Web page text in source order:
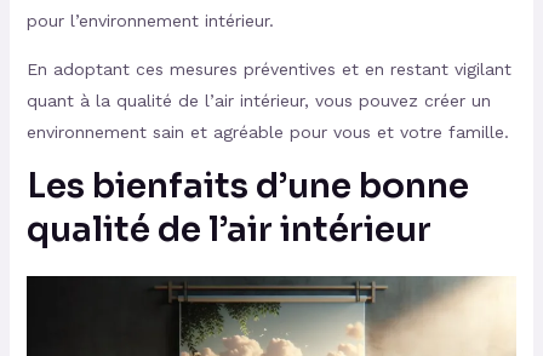
pour l’environnement intérieur.
En adoptant ces mesures préventives et en restant vigilant
quant à la qualité de l’air intérieur, vous pouvez créer un
environnement sain et agréable pour vous et votre famille.
Les bienfaits d’une bonne
qualité de l’air intérieur